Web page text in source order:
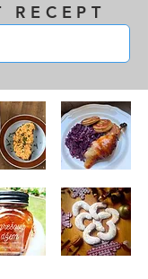
RECEPT